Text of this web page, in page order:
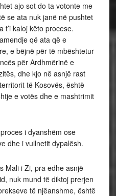
ajo sot do ta votonte me
se ata nuk janë në pushtet
t’i kaloj këto procese.
që ata që e
e bëjnë për të mbështetur
për Ardhmërinë e
dhe kjo në asnjë rast
të Kosovës, është
e votës dhe e mashtrimit
i dyanshëm ose
dhe i vullnetit dypalësh.
Mali i Zi, pra edhe asnjë
nuk mund të diktoj prerjen
të njëanshme, është